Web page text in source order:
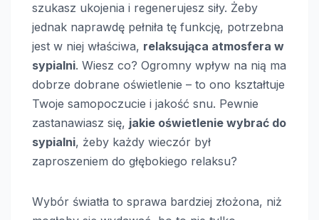
szukasz ukojenia i regenerujesz siły. Żeby
jednak naprawdę pełniła tę funkcję, potrzebna
jest w niej właściwa, relaksująca atmosfera w
sypialni. Wiesz co? Ogromny wpływ na nią ma
dobrze dobrane oświetlenie – to ono kształtuje
Twoje samopoczucie i jakość snu. Pewnie
zastanawiasz się, jakie oświetlenie wybrać do
sypialni, żeby każdy wieczór był
zaproszeniem do głębokiego relaksu?
Wybór światła to sprawa bardziej złożona, niż